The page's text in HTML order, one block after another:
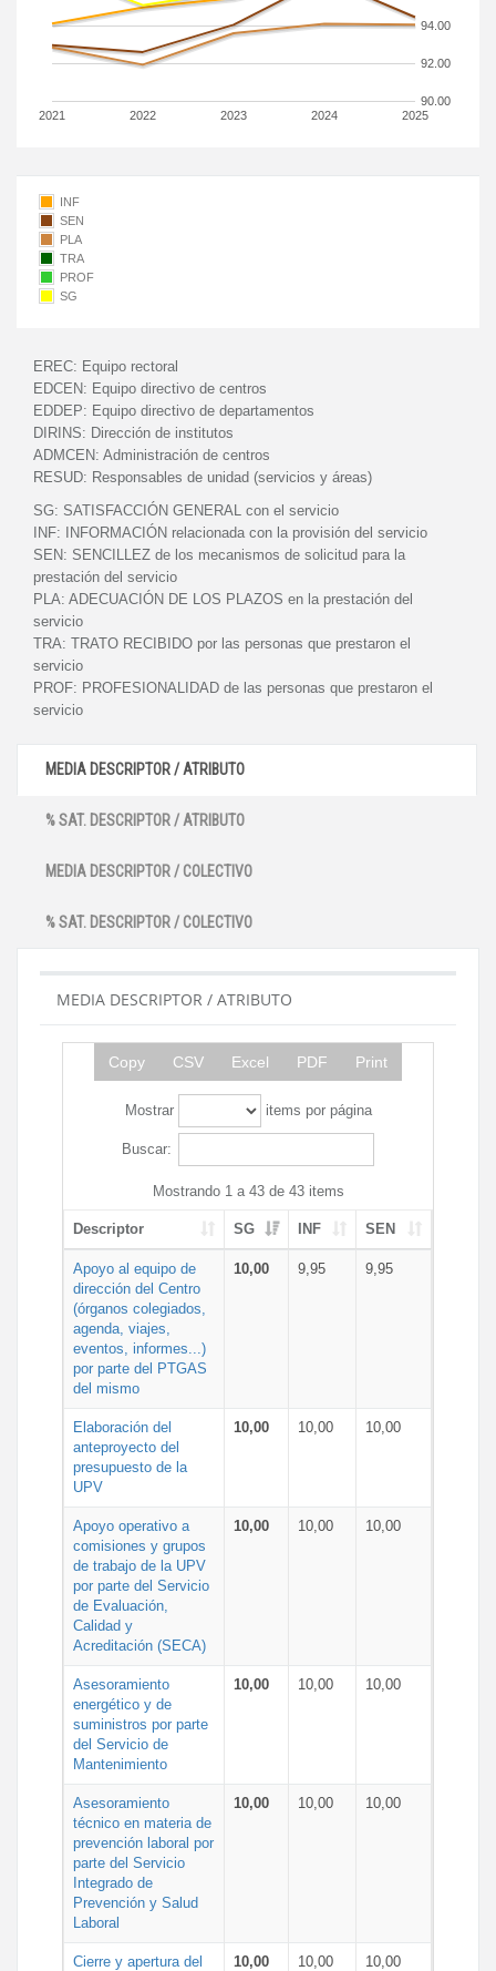
2021 2022 2023 2024 2025
90.00
92.00
94.00
INF
SEN
PLA
TRA
PROF
SG
EREC: Equipo rectoral
EDCEN: Equipo directivo de centros
EDDEP: Equipo directivo de departamentos
DIRINS: Dirección de institutos
ADMCEN: Administración de centros
RESUD: Responsables de unidad (servicios y áreas)
SG: SATISFACCIÓN GENERAL con el servicio
INF:
INFORMACIÓN relacionada con la provisión del servicio
SEN: SENCILLEZ de los mecanismos de solicitud para la
prestación del servicio
PLA: ADECUACIÓN DE LOS PLAZOS en la prestación del
servicio
TRA: TRATO RECIBIDO por las personas que prestaron el
servicio
PROF: PROFESIONALIDAD de las personas que prestaron el
servicio
MEDIA DESCRIPTOR / ATRIBUTO
% SAT. DESCRIPTOR / ATRIBUTO
MEDIA DESCRIPTOR / COLECTIVO
% SAT. DESCRIPTOR / COLECTIVO
MEDIA DESCRIPTOR / ATRIBUTO
Copy CSV Excel PDF Print
Mostrar items por página
Buscar:
Mostrando 1 a 43 de 43 items
Descriptor SG INF SEN
Apoyo al equipo de
dirección del Centro
(órganos colegiados,
agenda, viajes,
eventos, informes...)
por parte del PTGAS
del mismo
10,00 9,95 9,95
Elaboración del
anteproyecto del
presupuesto de la
UPV
10,00 10,00 10,00
Apoyo operativo a
comisiones y grupos
de trabajo de la UPV
por parte del Servicio
de Evaluación,
Calidad y
Acreditación (SECA)
10,00 10,00 10,00
Asesoramiento
energético y de
suministros por parte
del Servicio de
Mantenimiento
10,00 10,00 10,00
Asesoramiento
técnico en materia de
prevención laboral por
parte del Servicio
Integrado de
Prevención y Salud
Laboral
10,00 10,00 10,00
Cierre y apertura del
10,00 10,00 10,00